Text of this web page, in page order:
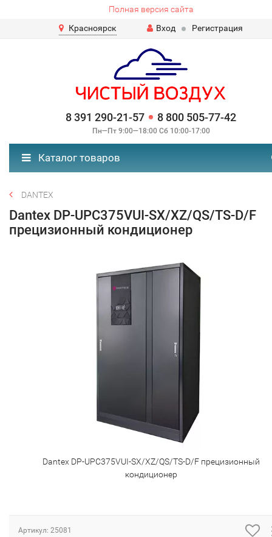
Полная версия сайта
Красноярск
Вход Регистрация
8 391 290-21-57 8 800 505-77-42
Пн—Пт 9:00—18:00 Сб 10:00-17:00
Каталог товаров
DANTEX
Dantex DP-UPC375VUI-SX/XZ/QS/TS-D/F
прецизионный кондиционер
Dantex DP-UPC375VUI-SX/XZ/QS/TS-D/F прецизионный
кондиционер
Артикул: 25081